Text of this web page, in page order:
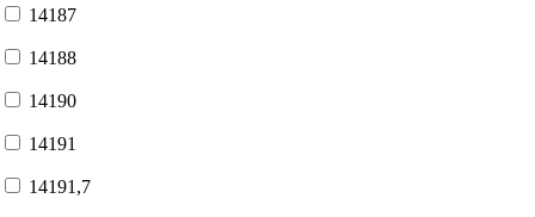
14187
14188
14190
14191
14191,7